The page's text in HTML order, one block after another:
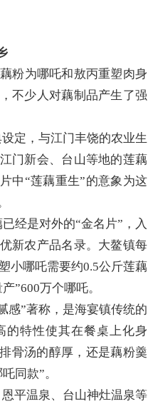
粉为哪吒和敖丙重塑肉身
不少人对藕制品产生了强
定，与江门丰饶的农业生
门新会、台山等地的莲藕
中“莲藕重生”的意象为这
经是对外的“金名片”，入
新农产品名录。大鳌镇每
小哪吒需要约0.5公斤莲藕
”600万个哪吒。
”著称，是海宴镇传统的
的特性使其在餐桌上化身
骨汤的醇厚，还是藕粉羹
同款”。
平温泉、台山神灶温泉等